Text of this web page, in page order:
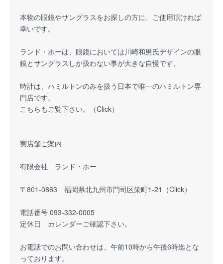
本物の眼鏡やサングラスをお探しの方に、ご使用頂ければ
幸いです。
ランド・ホーは、眼鏡においては川崎和男氏デザインの眼
鏡とサングラスしか扱わない事が大きな自慢です。
時計は、ハミルトンのみを扱う日本で唯一のハミルトン専
門店です。
こちらもご覧下さい。（Click）
実店舗ご案内
有限会社 ランド・ホー
〒801-0863 福岡県北九州市門司区栄町1-21（Click）
電話番号 093-332-0005
定休日 カレンダーご確認下さい。
お電話でのお問い合わせは、午前10時から午後6時迄とな
っております。